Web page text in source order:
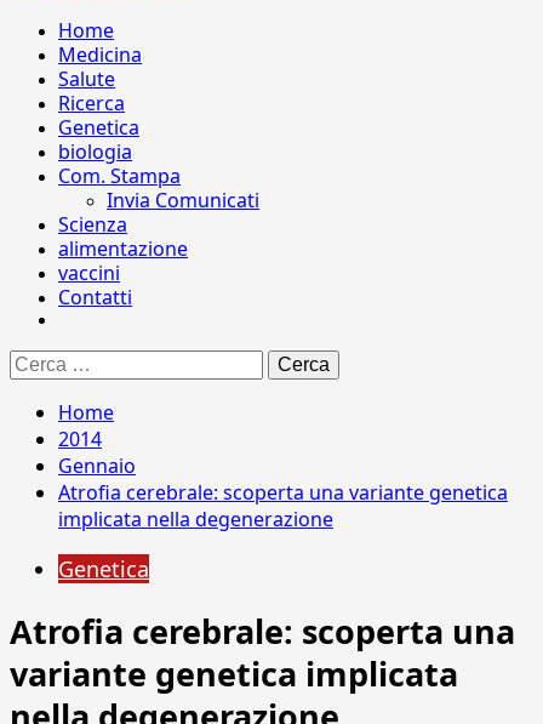
Home
Medicina
Salute
Ricerca
Genetica
biologia
Com. Stampa
Invia Comunicati
Scienza
alimentazione
vaccini
Contatti
Ricerca
per:
Home
2014
Gennaio
Atrofia cerebrale: scoperta una variante genetica
implicata nella degenerazione
Genetica
Atrofia cerebrale: scoperta una
variante genetica implicata